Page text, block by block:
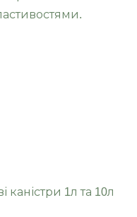
каністри 1л та 10л